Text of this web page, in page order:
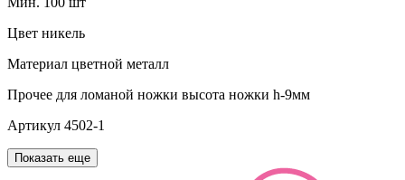
Цвет никель
Материал цветной металл
Прочее для ломаной ножки высота ножки h-9мм
Артикул 4502-1
Показать еще